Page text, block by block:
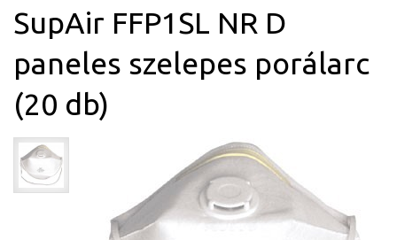
SupAir FFP1SL NR D
paneles szelepes porálarc
(20 db)